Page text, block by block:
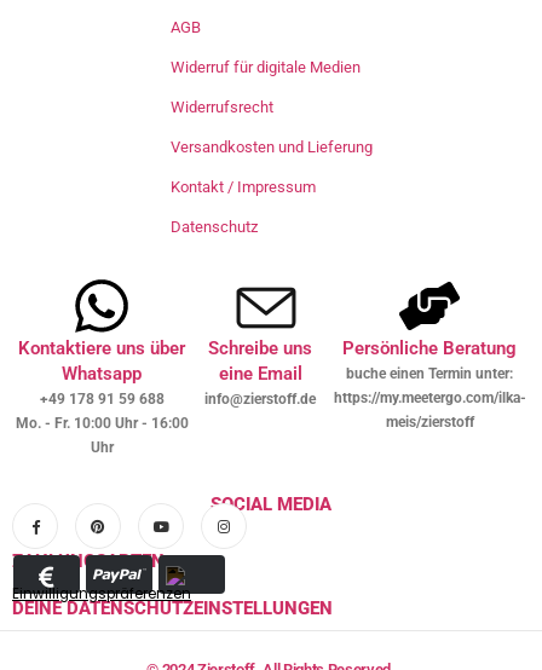
AGB
Widerruf für digitale Medien
Widerrufsrecht
Versandkosten und Lieferung
Kontakt / Impressum
Datenschutz
Kontaktiere uns über
Whatsapp
+49 178 91 59 688
Mo. - Fr. 10:00 Uhr - 16:00
Uhr
Schreibe uns
eine Email
info@zierstoff.de
Persönliche Beratung
buche einen Termin unter:
https://my.meetergo.com/ilka-
meis/zierstoff
SOCIAL MEDIA
ZAHLUNGSARTEN
DEINE DATENSCHUTZEINSTELLUNGEN
Einwilligungspräferenzen